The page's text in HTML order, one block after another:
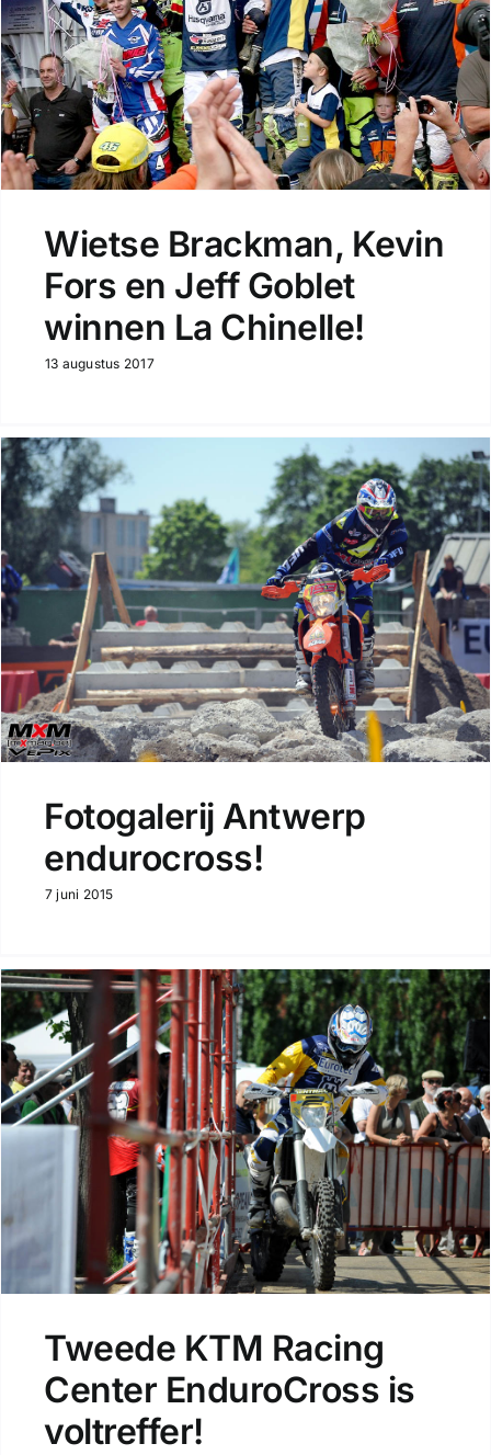
Wietse Brackman, Kevin
Fors en Jeff Goblet
winnen La Chinelle!
13 augustus 2017
Fotogalerij Antwerp
endurocross!
7 juni 2015
Tweede KTM Racing
Center EnduroCross is
voltreffer!